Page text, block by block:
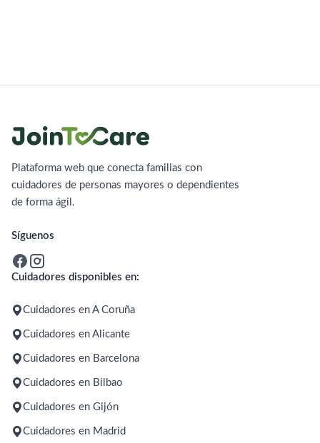
Plataforma web que conecta familias con
cuidadores de personas mayores o dependientes
de forma ágil.
Síguenos
Cuidadores disponibles en:
Cuidadores en A Coruña
Cuidadores en Alicante
Cuidadores en Barcelona
Cuidadores en Bilbao
Cuidadores en Gijón
Cuidadores en Madrid